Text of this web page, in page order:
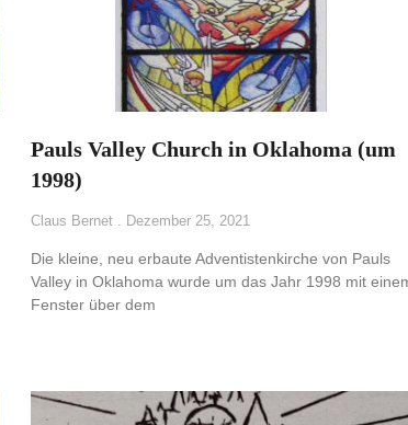
Pauls Valley Church in Oklahoma (um
1998)
Claus Bernet Dezember 25, 2021
Die kleine, neu erbaute Adventistenkirche von Pauls
Valley in Oklahoma wurde um das Jahr 1998 mit
Fenster über dem